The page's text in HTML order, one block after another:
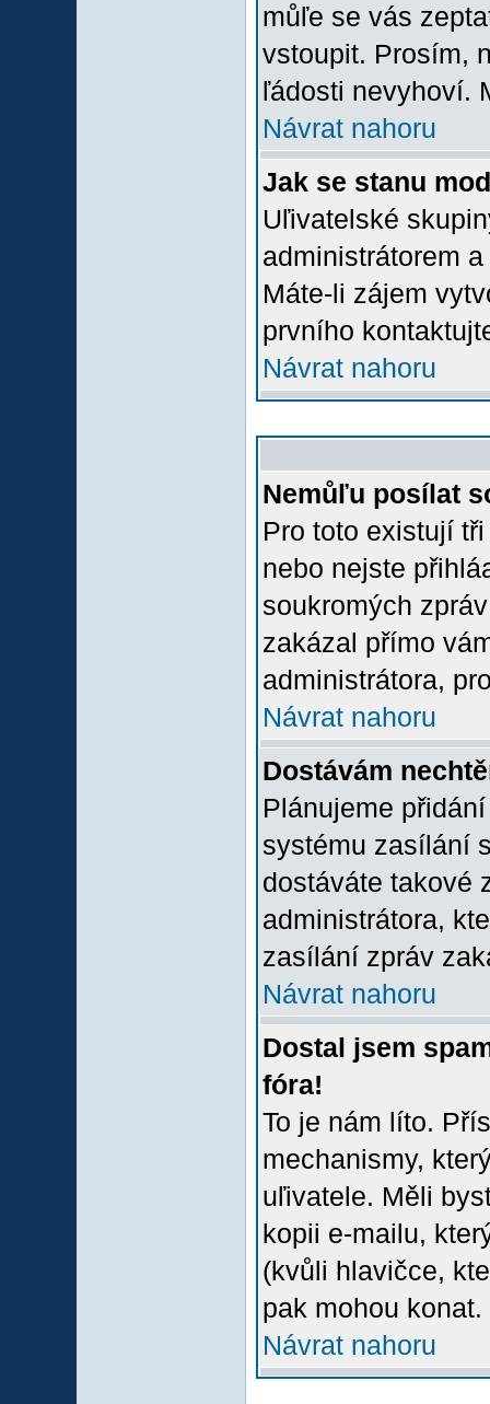
můľe se vás
vstoupit. Prosím,
ľádosti nevyhoví.
Návrat nahoru
Jak se stanu
Uľivatelské
administrátorem
Máte-li zájem
prvního
Návrat nahoru
Nemůľu posílat
Pro toto existují
nebo nejste
soukromých
zakázal přímo
administrátora,
Návrat nahoru
Dostávám
Plánujeme
systému zasílání
dostáváte takové
administrátora,
zasílání zpráv
Návrat nahoru
Dostal jsem
fóra!
To je nám líto.
mechanismy,
uľivatele. Měli
kopii e-mailu,
(kvůli hlavičce,
pak mohou konat.
Návrat nahoru